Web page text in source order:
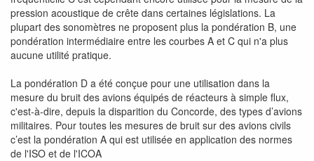
pression acoustique de crête dans certaines législations. La
plupart des sonomètres ne proposent plus la pondération B, une
pondération intermédiaire entre les courbes A et C qui n'a plus
aucune utilité pratique.
La pondération D a été conçue pour une utilisation dans la
mesure du bruit des avions équipés de réacteurs à simple flux,
c'est-à-dire, depuis la disparition du Concorde, des types d’avions
militaires. Pour toutes les mesures de bruit sur des avions civils
c’est la pondération A qui est utilisée en application des normes
de l'ISO et de l'ICOA